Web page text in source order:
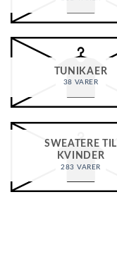
TUNIKAER
38 VARER
SWEATERE TIL
KVINDER
283 VARER